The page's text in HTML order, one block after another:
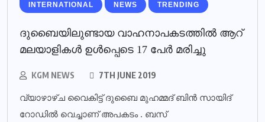
INTERNATIONAL NEWS TRENDING
ദുബൈയിലുണ്ടായ വാഹനാപകടത്തില്‍ ആറ്
മലയാളികള്‍ ഉള്‍പ്പെടെ 17 പേര്‍ മരിച്ചു
KGM NEWS 7TH JUNE 2019
വ്യാഴാഴ്ച വൈകിട്ട് ദുബൈ മുഹമ്മദ് ബിൻ സായിദ്
റോഡിൽ വെച്ചാണ് അപകടം . ബസ്